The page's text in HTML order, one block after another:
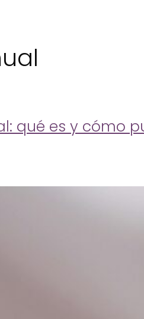
qué es y cómo